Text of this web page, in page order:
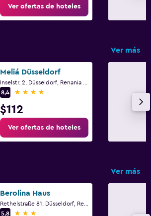
Ver ofertas de hoteles
Ver más
Meliá Düsseldorf
8,4
4 estrellas
$112
Ver ofertas de hoteles
Ver más
Berolina Haus
5,8
3 estrellas